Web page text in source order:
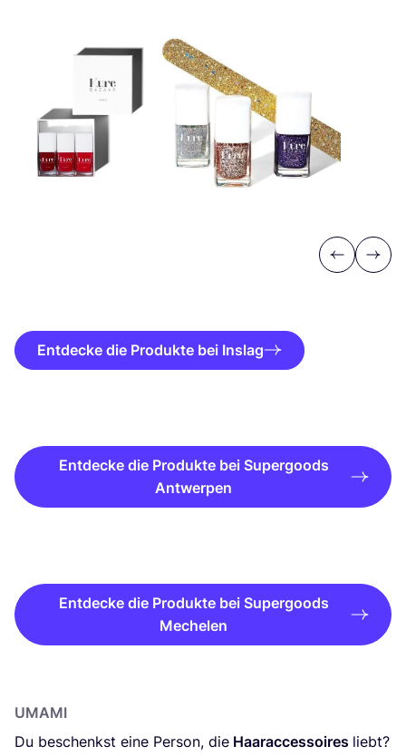
Previous
Next
Entdecke die Produkte bei Inslag
Entdecke die Produkte bei Supergoods
Antwerpen
Entdecke die Produkte bei Supergoods
Mechelen
UMA­MI
Du beschenkst eine Per­son, die Haar­ac­ces­soires liebt?